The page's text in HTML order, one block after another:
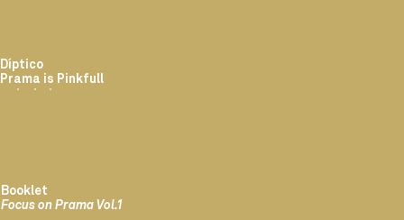
Díptico
Prama is Pinkfull
Booklet
Focus on Prama Vol.1